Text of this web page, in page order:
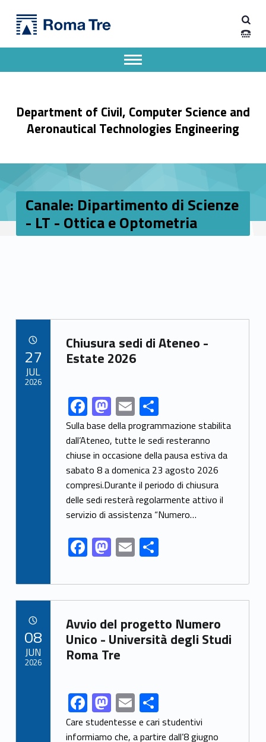
Canale: Dipartimento di Scienze - LT - Ottica e Optometria - Dipartimento di Ingegneria Civile, Informatica e delle Tecnologie Aeronautiche
Department of Civil, Computer Science and
Aeronautical Technologies Engineering
Apri il menu secondario
Header info sidebar
Canale: Dipartimento di Scienze
- LT - Ottica e Optometria
Link identifier archive #link-archive-7851
Chiusura sedi di Ateneo -
Estate 2026
Link identifier share facebook archive #share-link-archive-88528F
ac
e
b
o
o
k
M
as
to
d
o
n
E
m
ai
l
S
h
ar
e
Sulla base della programmazione stabilita
dall’Ateneo, tutte le sedi resteranno
chiuse in occasione della pausa estiva da
sabato 8 a domenica 23 agosto 2026
compresi.Durante il periodo di chiusura
delle sedi resterà regolarmente attivo il
servizio di assistenza “Numero…
F
ac
e
b
o
o
k
M
as
to
d
o
n
E
m
ai
l
S
ar
e
27
JUL
2026
Link identifier archive #link-archive-34347
Avvio del progetto Numero
Unico - Università degli Studi
Roma Tre
Link identifier share facebook archive #share-link-archive-87346F
ac
M
as
E
m
S
h
Care studentesse e cari studentivi
informiamo che, a partire dall’8 giugno
08
JUN
2026